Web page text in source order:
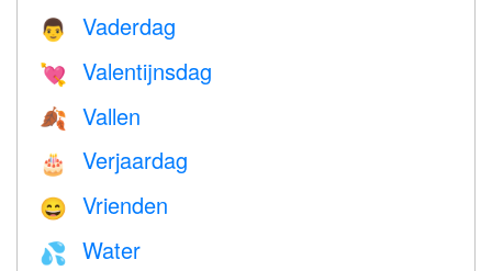
👨 Vaderdag
💘 Valentijnsdag
🍂 Vallen
🎂 Verjaardag
😄 Vrienden
💦 Water